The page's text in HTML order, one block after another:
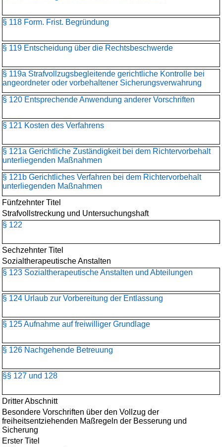
§ 118 Form. Frist. Begründung
§ 119 Entscheidung über die Rechtsbeschwerde
§ 119a Strafvollzugsbegleitende gerichtliche Kontrolle bei
angeordneter oder vorbehaltener Sicherungsverwahrung
§ 120 Entsprechende Anwendung anderer Vorschriften
§ 121 Kosten des Verfahrens
§ 121a Gerichtliche Zuständigkeit bei dem Richtervorbehalt
unterliegenden Maßnahmen
§ 121b Gerichtliches Verfahren bei dem Richtervorbehalt
unterliegenden Maßnahmen
Fünfzehnter Titel
Strafvollstreckung und Untersuchungshaft
§ 122
Sechzehnter Titel
Sozialtherapeutische Anstalten
§ 123 Sozialtherapeutische Anstalten und Abteilungen
§ 124 Urlaub zur Vorbereitung der Entlassung
§ 125 Aufnahme auf freiwilliger Grundlage
§ 126 Nachgehende Betreuung
§§ 127 und 128
Dritter Abschnitt
Besondere Vorschriften über den Vollzug der
freiheitsentziehenden Maßregeln der Besserung und
Sicherung
Erster Titel